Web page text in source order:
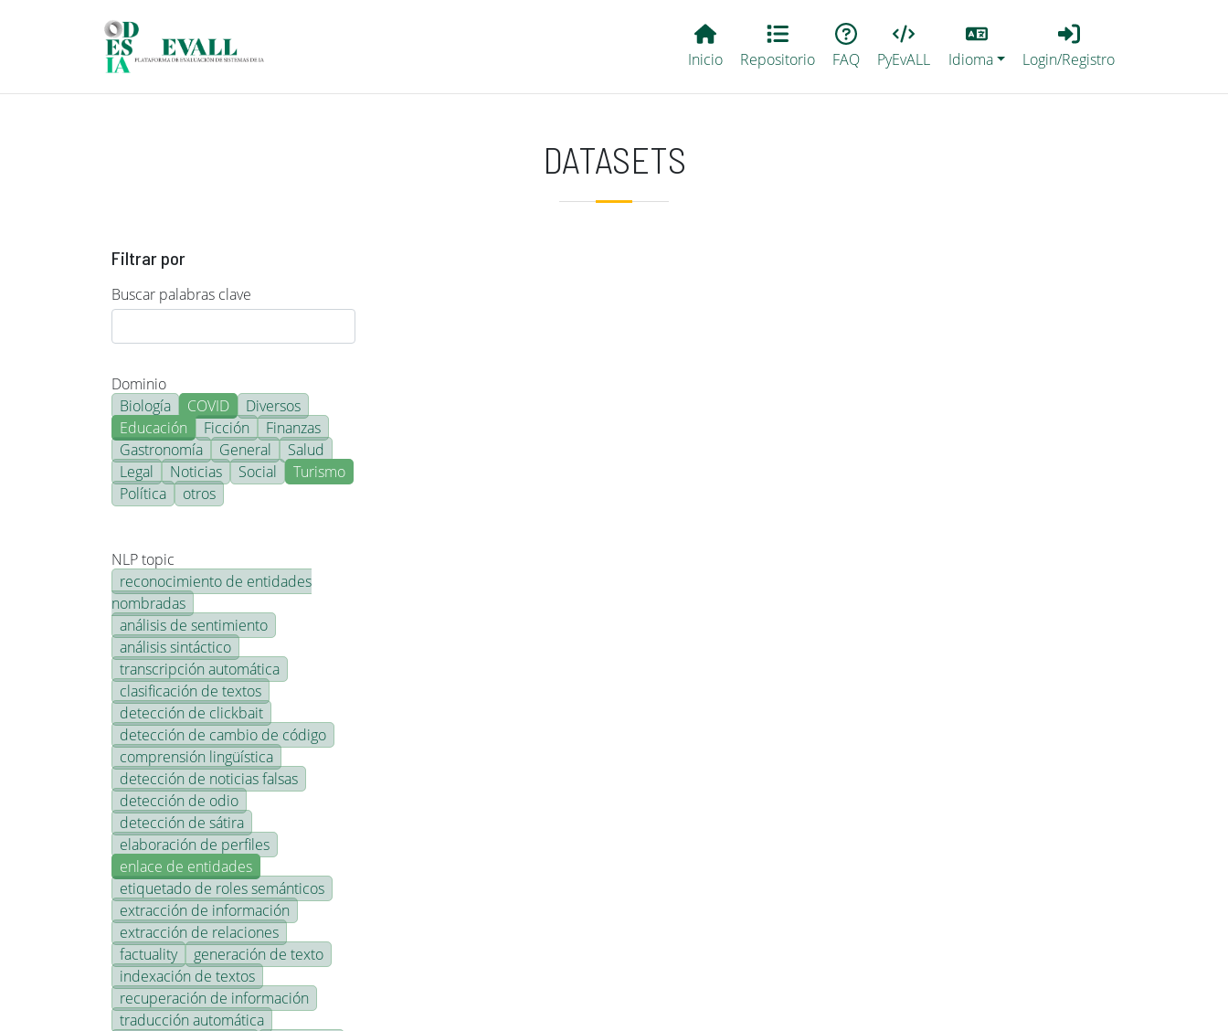
Main EvALL
Inicio Repositorio FAQ PyEvALL
Lang
Idioma
Login_Registro
Login/Registro
DATASETS
Filtrar por
Buscar palabras clave
Dominio
Biología
COVID
Diversos
Educación
Ficción
Finanzas
Gastronomía
General
Salud
Legal
Noticias Social
Turismo
Política
otros
NLP topic
reconocimiento de entidades
nombradas
análisis de sentimiento
análisis sintáctico
transcripción automática
clasificación de textos
detección de clickbait
detección de cambio de código
comprensión lingüística
detección de noticias falsas
detección de odio
detección de sátira
elaboración de perfiles
enlace de entidades
etiquetado de roles semánticos
extracción de información
extracción de relaciones
factuality
generación de texto
indexación de textos
recuperación de información
traducción automática